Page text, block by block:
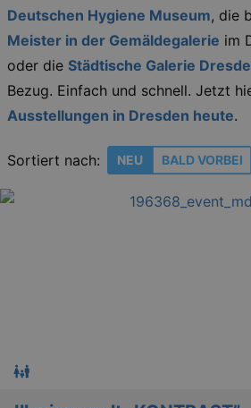
Deutschen Hygiene Museum, die
Meister in der Gemäldegalerie im
oder die Städtische Galerie
Bezug. Einfach und schnell. Jetzt
Ausstellungen in Dresden heute.
Sortiert nach: NEU BALD VORBEI